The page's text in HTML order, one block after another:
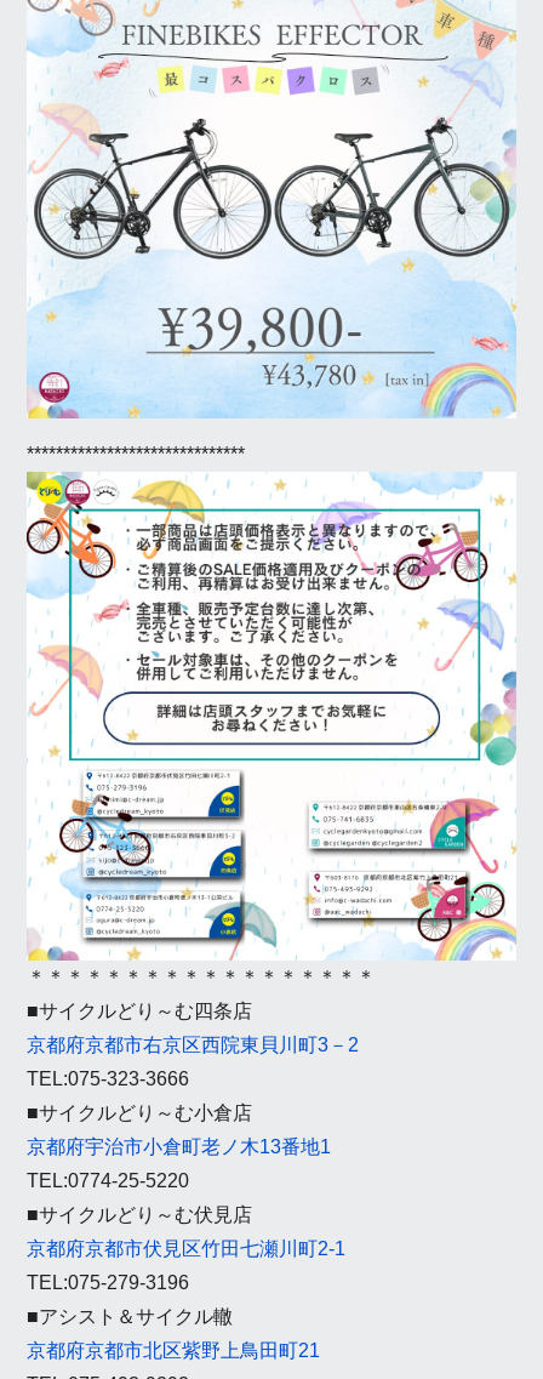
******************************
＊＊＊＊＊＊＊＊＊＊＊＊＊＊＊＊＊＊
■サイクルどり～む四条店
京都府京都市右京区西院東貝川町3－2
TEL:075-323-3666
■サイクルどり～む小倉店
京都府宇治市小倉町老ノ木13番地1
TEL:0774-25-5220
■サイクルどり～む伏見店
京都府京都市伏見区竹田七瀬川町2-1
TEL:075-279-3196
■アシスト＆サイクル轍
京都府京都市北区紫野上鳥田町21